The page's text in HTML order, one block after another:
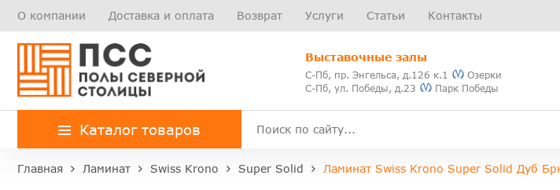
О компании Доставка и оплата Возврат Услуги Статьи Контакты
Выставочные залы
С-Пб, пр. Энгельса, д.126 к.1
Озерки
С-Пб, ул. Победы, д.23
Парк Победы
Каталог товаров
Главная Ламинат Swiss Krono Super Solid Ламинат Swiss Krono Super Solid Дуб